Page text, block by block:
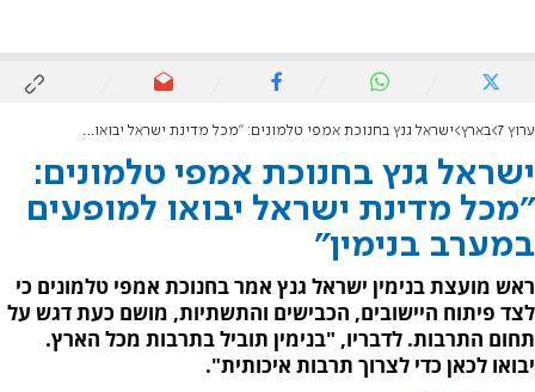
ערוץ 7 בארץ ישראל גנץ בחנוכת אמפי טלמונים: "מכל מדינת ישראל יבואו למופעים במערב בנימין"
ישראל גנץ בחנוכת אמפי טלמונים:
"מכל מדינת ישראל יבואו למופעים
במערב בנימין"
ראש מועצת בנימין ישראל גנץ אמר בחנוכת אמפי טלמונים כי
לצד פיתוח היישובים, הכבישים והתשתיות, מושם כעת דגש על
תחום התרבות. לדבריו, "בנימין תוביל בתרבות מכל הארץ.
יבואו לכאן כדי לצרוך תרבות איכותית".